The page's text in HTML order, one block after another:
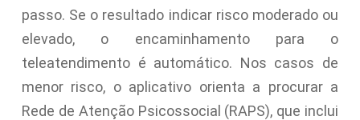
passo. Se o resultado indicar risco moderado ou
elevado, o encaminhamento para o
teleatendimento é automático. Nos casos de
menor risco, o aplicativo orienta a procurar a
Rede de Atenção Psicossocial (RAPS), que inclui